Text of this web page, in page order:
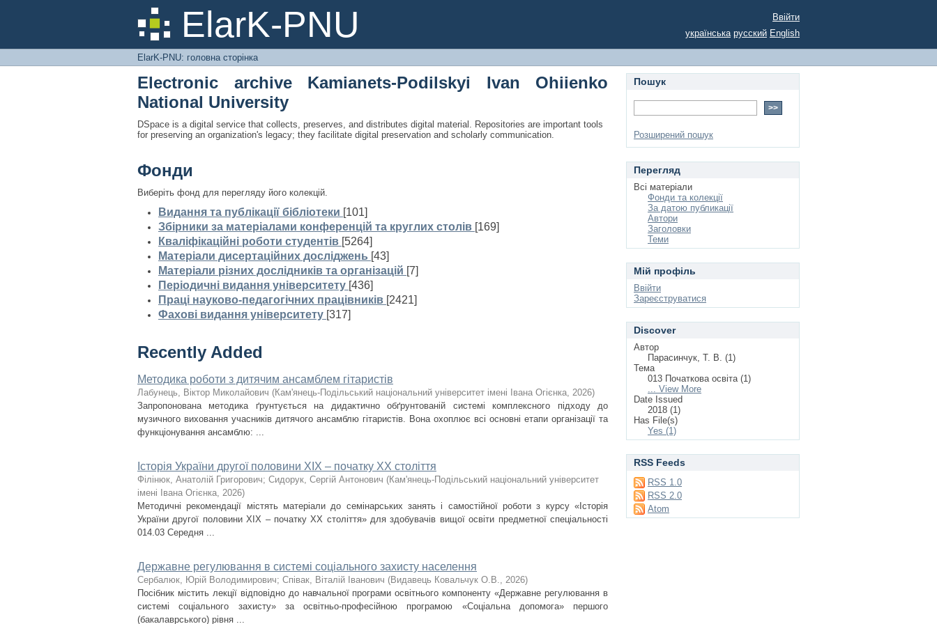
ElarK-PNU
ElarK-PNU: головна сторінка
Ввійти
українська русский English
ElarK-PNU: головна сторінка
Electronic archive Kamianets-Podilskyi Ivan Ohiienko
National University
DSpace is a digital service that collects, preserves, and distributes digital material. Repositories are important tools
for preserving an organization's legacy; they facilitate digital preservation and scholarly communication.
Фонди
Виберіть фонд для перегляду його колекцій.
Видання та публікації бібліотеки [101]
Збірники за матеріалами конференцій та круглих столів [169]
Кваліфікаційні роботи студентів [5264]
Матеріали дисертаційних досліджень [43]
Матеріали різних дослідників та організацій [7]
Періодичні видання університету [436]
Праці науково-педагогічних працівників [2421]
Фахові видання університету [317]
Recently Added
Методика роботи з дитячим ансамблем гітаристів
Лабунець, Віктор Миколайович (Кам'янець-Подільський національний університет імені Івана Огієнка, 2026)
Запропонована методика ґрунтується на дидактично обґрунтованій системі комплексного підходу до
музичного виховання учасників дитячого ансамблю гітаристів. Вона охоплює всі основні етапи організації та
функціонування ансамблю: ...
Історія України другої половини XIX – початку ХХ століття
Філінюк, Анатолій Григорович; Сидорук, Сергій Антонович (Кам'янець-Подільський національний університет
імені Івана Огієнка, 2026)
Методичні рекомендації містять матеріали до семінарських занять і самостійної роботи з курсу «Історія
України другої половини ХІХ – початку ХХ століття» для здобувачів вищої освіти предметної спеціальності
014.03 Середня ...
Державне регулювання в системі соціального захисту населення
Сербалюк, Юрій Володимирович; Співак, Віталій Іванович (Видавець Ковальчук О.В., 2026)
Посібник містить лекції відповідно до навчальної програми освітнього компоненту «Державне регулювання в
системі соціального захисту» за освітньо-професійною програмою «Соціальна допомога» першого
(бакалаврського) рівня ...
Пошук
Розширений пошук
Перегляд
Всі матеріали
Фонди та колекції
За датою публикації
Автори
Заголовки
Теми
Мій профіль
Ввійти
Зареєструватися
Discover
Автор
Парасинчук, Т. В. (1)
Тема
013 Початкова освіта (1)
... View More
Date Issued
2018 (1)
Has File(s)
Yes (1)
RSS Feeds
RSS 1.0
RSS 2.0
Atom